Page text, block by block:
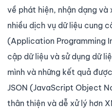
về phát hiện, nhận dạng và
nhiều dịch vụ dữ liệu cung
(Application Programming
cập dữ liệu và sử dụng dữ
mình và những kết quả
JSON (JavaScript Object
thân thiện và dễ xử lý hơn